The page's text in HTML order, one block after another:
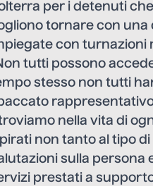
per i detenuti
tornare con una
con turnazioni
tutti possono
stesso non tutti
nella vita di
non tanto al tipo
sulla persona
prestati a